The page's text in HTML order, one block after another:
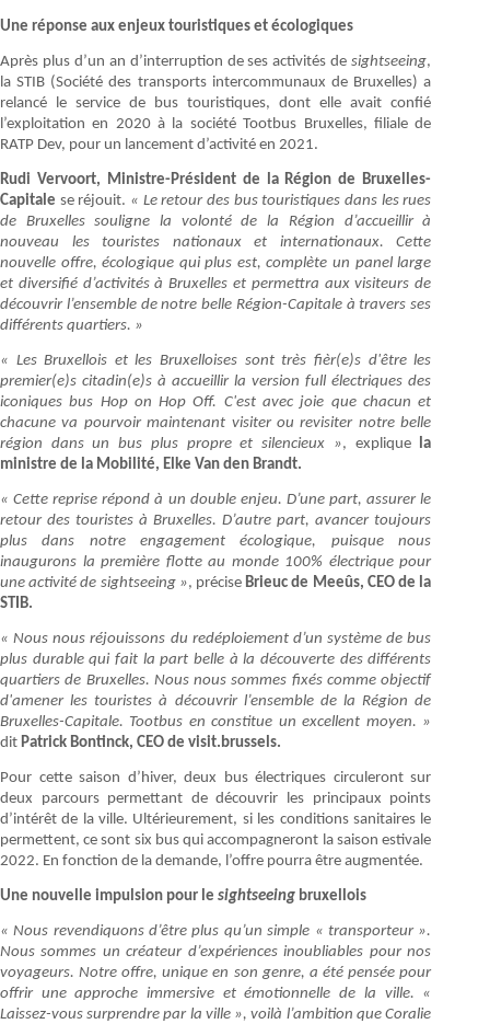
Une réponse aux enjeux touristiques et écologiques
Après plus d’un an d’interruption de ses activités desightseeing,
la STIB (Société des transports intercommunaux de Bruxelles) a
relancé le service de bus touristiques, dont elle avait confié
l’exploitation en 2020 à la société Tootbus Bruxelles, filiale de
RATP Dev, pour un lancement d’activité en 2021.
Rudi Vervoort, Ministre-Président de la Région de Bruxelles-
Capitale se réjouit. « Le retour des bus touristiques dans les rues
de Bruxelles souligne la volonté de la Région d’accueillir à
nouveau les touristes nationaux et internationaux. Cette
nouvelle offre, écologique qui plus est, complète un panel large
et diversifié d’activités à Bruxelles et permettra aux visiteurs de
découvrir l’ensemble de notre belle Région-Capitale à travers ses
différents quartiers. »
« Les Bruxellois et les Bruxelloises sont très fièr(e)s d'être les
premier(e)s citadin(e)s à accueillir la version full électriques des
iconiques bus Hop on Hop Off. C'est avec joie que chacun et
chacune va pourvoir maintenant visiter ou revisiter notre belle
région dans un bus plus propre et silencieux », explique
la
ministre de la Mobilité, Elke Van den Brandt.
« Cette reprise répond à un double enjeu. D’une part, assurer le
retour des touristes à Bruxelles. D’autre part, avancer toujours
plus dans notre engagement écologique, puisque nous
inaugurons la première flotte au monde 100% électrique pour
une activité de sightseeing », précise Brieuc de Meeûs, CEO de la
STIB.
« Nous nous réjouissons du redéploiement d’un système de bus
plus durable qui fait la part belle à la découverte des différents
quartiers de Bruxelles. Nous nous sommes fixés comme objectif
d'amener les touristes à découvrir l’ensemble de la Région de
Bruxelles-Capitale. Tootbus en constitue un excellent moyen. »
dit Patrick Bontinck, CEO de visit.brussels.
Pour cette saison d’hiver, deux bus électriques circuleront sur
deux parcours permettant de découvrir les principaux points
d’intérêt de la ville. Ultérieurement, si les conditions sanitaires le
permettent, ce sont six bus qui accompagneront la saison estivale
2022. En fonction de la demande, l’offre pourra être augmentée.
Une nouvelle impulsion pour le sightseeing bruxellois
« Nous revendiquons d’être plus qu’un simple « transporteur ».
Nous sommes un créateur d’expériences inoubliables pour nos
voyageurs. Notre offre, unique en son genre, a été pensée pour
offrir une approche immersive et émotionnelle de la ville. «
Laissez-vous surprendre par la ville », voilà l’ambition que Coralie